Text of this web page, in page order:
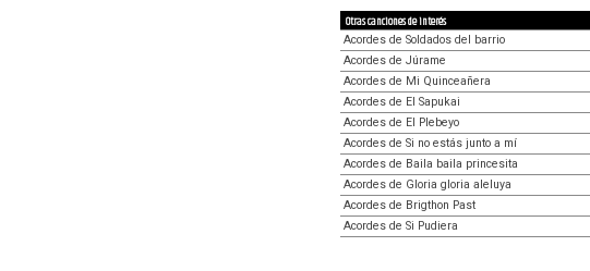
Otras canciones de interés
Acordes de Soldados del barrio
Acordes de Júrame
Acordes de Mi Quinceañera
Acordes de El Sapukai
Acordes de El Plebeyo
Acordes de Si no estás junto a mí
Acordes de Baila baila princesita
Acordes de Gloria gloria aleluya
Acordes de Brigthon Past
Acordes de Si Pudiera